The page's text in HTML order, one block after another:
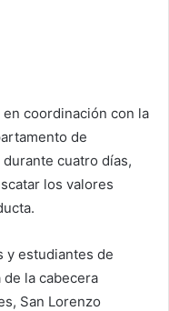
coordinación con la
de
cuatro días,
los valores
y estudiantes de
la cabecera
San Lorenzo